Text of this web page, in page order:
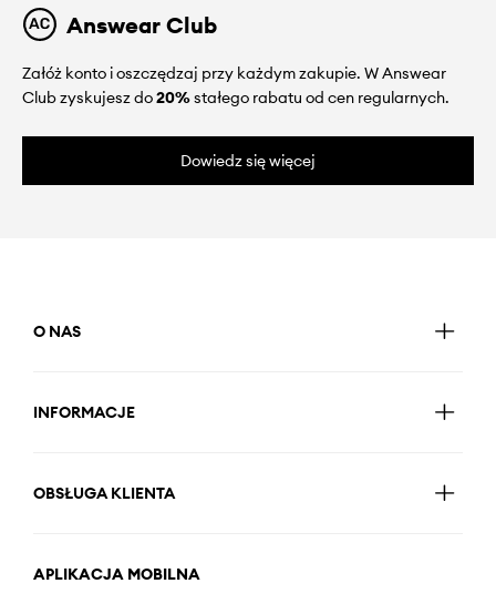
Answear Club
Załóż konto i oszczędzaj przy każdym zakupie. W Answear
Club zyskujesz do20%stałego rabatu od cen regularnych.
Dowiedz się więcej
O NAS
INFORMACJE
OBSŁUGA KLIENTA
APLIKACJA MOBILNA